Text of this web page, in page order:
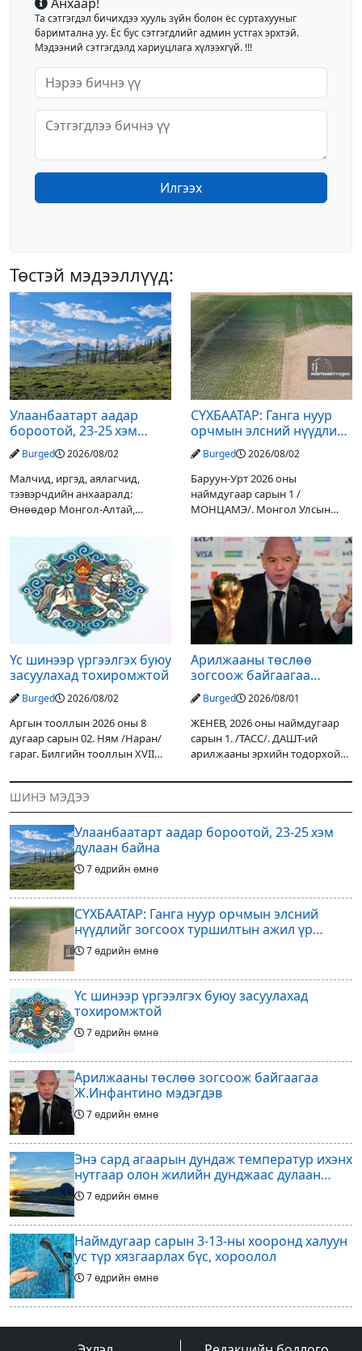
Та сэтгэгдэл бичихдээ хууль зүйн болон ёс суртахууныг
баримтална уу. Ёс бус сэтгэгдлийг админ устгах эрхтэй.
Мэдээний сэтгэгдэлд хариуцлага хүлээхгүй. !!!
Илгээх
Төстэй мэдээллүүд:
Улаанбаатарт аадар
бороотой, 23-25 хэм
дулаан байна
Burged 2026/08/02
Малчид, иргэд, аялагчид,
тээвэрчдийн анхааралд:
Өнөөдөр Монгол-Алтай,
уулархаг нутгаар бороо, дуу
цахилгаантай аадар бороо
орох тул голуудын усны
түвшин нэмэгдэх, нөөлөг
СҮХБААТАР: Ганга нуур
орчмын элсний нүүдлийг
зогсоох туршилтын ажил
үр дүнгээ өгч эхэлжээ
Burged 2026/08/02
Баруун-Урт 2026 оны
наймдугаар сарын 1 /
МОНЦАМЭ/. Монгол Улсын
Дарьгангын Ганга нуурыг
сэргээн, хамгаалах төслийг
улсын төсвийн хөрөнгө
оруулалтаар хийж буй.
Төслийн
Үс шинээр үргээлгэх буюу
засуулахад тохиромжтой
Burged 2026/08/02
Аргын тооллын 2026 оны 8
дугаар сарын 02. Ням /Наран/
гараг. Билгийн тооллын XVII
гал Морин жилийн Зуны адаг
хөхөгчин хонь сарын шинийн
19, Адъяа /Асралт/
Арилжааны төслөө
зогсоож байгаагаа
Ж.Инфантино мэдэгдэв
Burged 2026/08/01
ЖЕНЕВ, 2026 оны наймдугаар
сарын 1. /ТАСС/. ДАШТ-ий
арилжааны эрхийн тодорхой
оруулагчдад худалдах
шийдвэрлэснээ ФИФА-гийн
ерөнхийлөгч Жанни
ШИНЭ МЭДЭЭ
Улаанбаатарт аадар бороотой, 23-25 хэм
дулаан байна
7 өдрийн өмнө
СҮХБААТАР: Ганга нуур орчмын элсний
нүүдлийг зогсоох туршилтын ажил үр
дүнгээ өгч эхэлжээ
7 өдрийн өмнө
Үс шинээр үргээлгэх буюу засуулахад
тохиромжтой
7 өдрийн өмнө
Арилжааны төслөө зогсоож байгаагаа
Ж.Инфантино мэдэгдэв
7 өдрийн өмнө
Энэ сард агаарын дундаж температур ихэнх
нутгаар олон жилийн дунджаас дулаан
байна
7 өдрийн өмнө
Наймдугаар сарын 3-13-ны хооронд халуун
ус түр хязгаарлах бүс, хороолол
7 өдрийн өмнө
Үс шинээр үргээлгэх буюу засуулахад